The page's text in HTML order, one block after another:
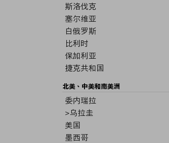
斯洛伐克
塞尔维亚
白俄罗斯
比利时
保加利亚
捷克共和国
北美、中美和南美洲
委内瑞拉
>乌拉圭
美国
墨西哥